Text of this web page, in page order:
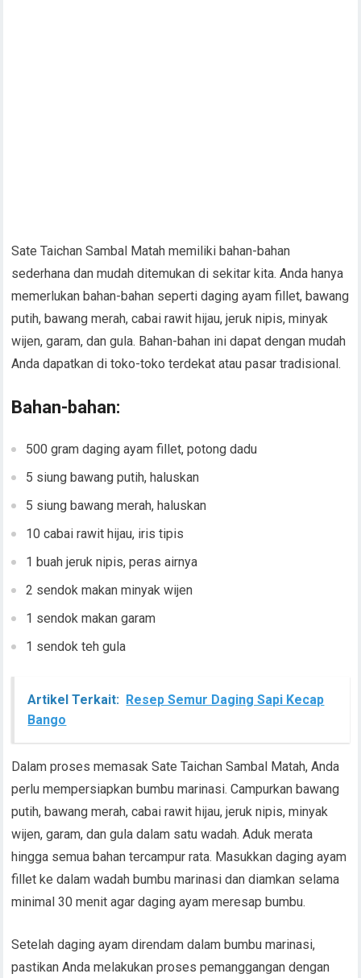
Sate Taichan Sambal Matah memiliki bahan-bahan
sederhana dan mudah ditemukan di sekitar kita. Anda hanya
memerlukan bahan-bahan seperti daging ayam fillet, bawang
putih, bawang merah, cabai rawit hijau, jeruk nipis, minyak
wijen, garam, dan gula. Bahan-bahan ini dapat dengan mudah
Anda dapatkan di toko-toko terdekat atau pasar tradisional.
Bahan-bahan:
500 gram daging ayam fillet, potong dadu
5 siung bawang putih, haluskan
5 siung bawang merah, haluskan
10 cabai rawit hijau, iris tipis
1 buah jeruk nipis, peras airnya
2 sendok makan minyak wijen
1 sendok makan garam
1 sendok teh gula
Artikel Terkait: Resep Semur Daging Sapi Kecap
Bango
Dalam proses memasak Sate Taichan Sambal Matah, Anda
perlu mempersiapkan bumbu marinasi. Campurkan bawang
putih, bawang merah, cabai rawit hijau, jeruk nipis, minyak
wijen, garam, dan gula dalam satu wadah. Aduk merata
hingga semua bahan tercampur rata. Masukkan daging ayam
fillet ke dalam wadah bumbu marinasi dan diamkan selama
minimal 30 menit agar daging ayam meresap bumbu.
Setelah daging ayam direndam dalam bumbu marinasi,
pastikan Anda melakukan proses pemanggangan dengan